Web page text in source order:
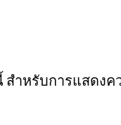
ำหรับการแสดงค